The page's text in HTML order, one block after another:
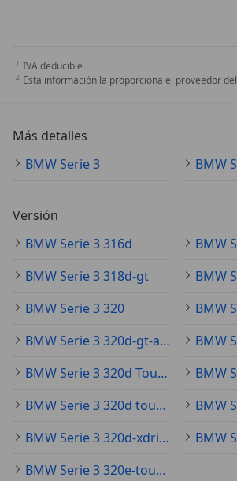
IVA deducible
Esta información la proporciona el proveedor
Más detalles
BMW Serie 3
Versión
BMW Serie 3 316d
BMW
BMW Serie 3 318d-gt
BMW
BMW Serie 3 320
BMW
BMW Serie 3 320d-gt-aut
BMW Serie 3 320d Touring
BMW Serie 3 320d touring M
BMW Serie 3 320d-xdrive-aut
BMW Serie 3 320e-touring